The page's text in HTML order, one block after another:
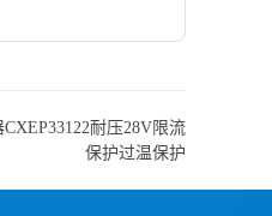
耐压28V限流
保护过温保护